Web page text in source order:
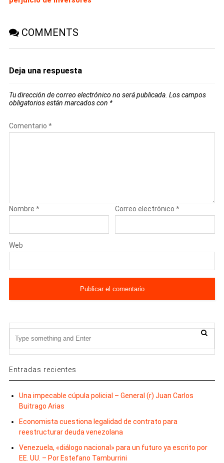
COMMENTS
Deja una respuesta
Tu dirección de correo electrónico no será publicada. Los campos
obligatorios están marcados con *
Comentario *
Nombre * Correo electrónico*
Web
Entradas recientes
Una impecable cúpula policial – General (r) Juan Carlos
Buitrago Arias
Economista cuestiona legalidad de contrato para
reestructurar deuda venezolana
Venezuela, «diálogo nacional» para un futuro ya escrito por
EE. UU. – Por Estefano Tamburrini